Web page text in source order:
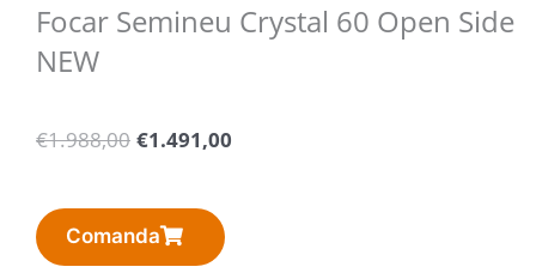
Focar Semineu Crystal 60 Open Side
NEW
€1.988,00 Pretul
fost:
€1.988,00.
€1.491,00
Comanda